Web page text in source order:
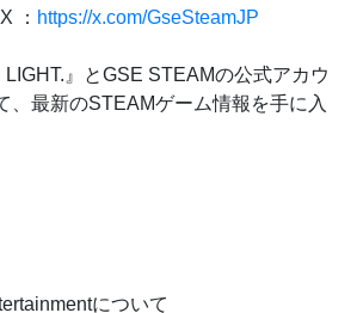
： https://x.com/GseSteamJP
』とGSE STEAMの公式アカウ
、最新のSTEAMゲーム情報を手に入
について